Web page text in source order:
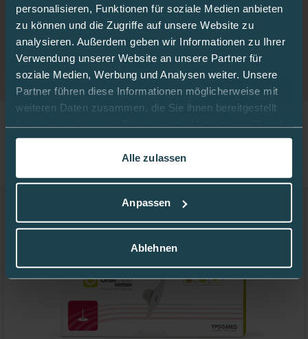
personalisieren, Funktionen für soziale Medien anbieten
zu können und die Zugriffe auf unsere Website zu
analysieren. Außerdem geben wir Informationen zu Ihrer
Verwendung unserer Website an unsere Partner für
soziale Medien, Werbung und Analysen weiter. Unsere
Partner führen diese Informationen möglicherweise mit
weiteren Daten zusammen, die Sie ihnen bereitgestellt
gesammelt haben.
In dieser
Alle zulassen
Anpassen
Ablehnen
Kanüle einzeln erhältlich Ja
Passend für Pumpe mylife YpsoPump
Verwandte Artikel
Passende Artikel zu diesem Produkt